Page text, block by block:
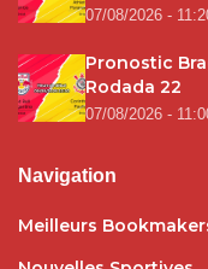
07/08/2026 -
Pronostic
Rodada 22
07/08/2026 -
Navigation
Meilleurs